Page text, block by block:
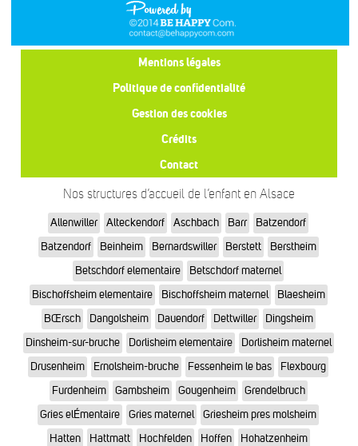
Mentions légales
Politique de confidentialité
Gestion des cookies
Crédits
Contact
Nos structures d’accueil de l’enfant en Alsace
Allenwiller Alteckendorf Aschbach Barr
Batzendorf
Batzendorf
Beinheim Bernardswiller Berstett
Berstheim
Betschdorf elementaire
Betschdorf maternel
Bischoffsheim elementaire
Bischoffsheim maternel
Blaesheim
BŒrsch
Dangolsheim Dauendorf Dettwiller
Dingsheim
Dinsheim-sur-bruche
Dorlisheim elementaire
Dorlisheim maternel
Drusenheim
Ernolsheim-bruche Fessenheim le bas
Flexbourg
Furdenheim
Gambsheim Gougenheim
Grendelbruch
Gries elÉmentaire
Gries maternel
Griesheim pres molsheim
Hatten
Hattmatt Hochfelden Hoffen
Hohatzenheim